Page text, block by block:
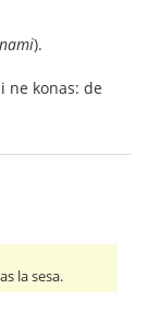
).
ne konas: de
la sesa.